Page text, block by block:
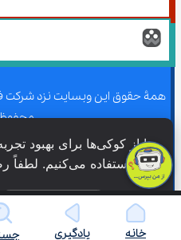
همۀ حقوق این وبسایت نزد شرکت
همۀ حقوق این وبسایت نزد شرکت
محفوظ است.
خانه یادگیری
ما از کوکی‌ها برای
استفاده می‌کنیم. لطفاً رضایت خود را اعلام کنید.
فقط ضروری